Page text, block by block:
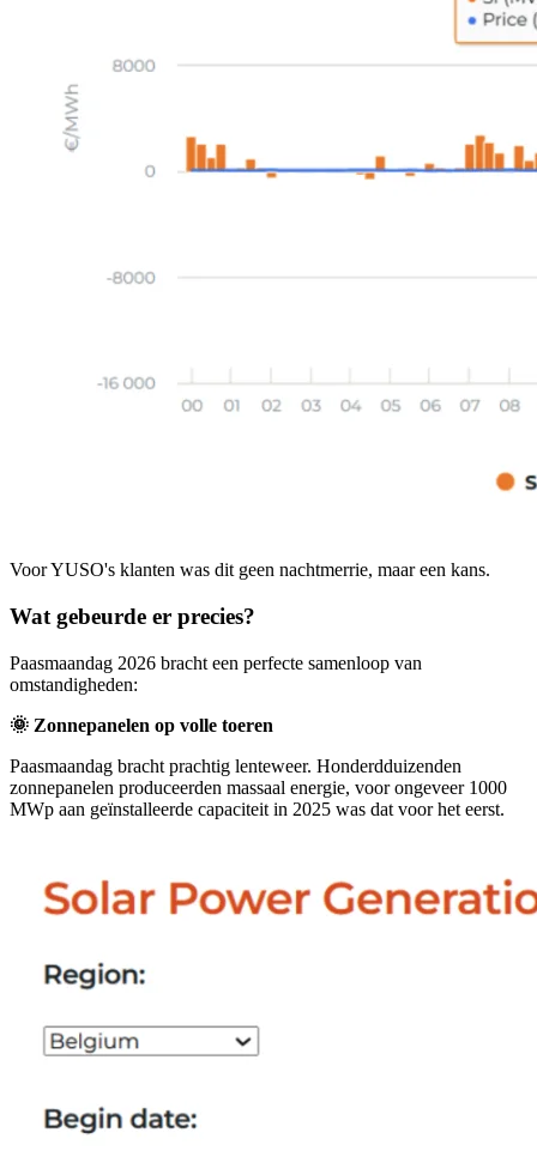
Voor YUSO's klanten was dit geen nachtmerrie, maar een kans.
Wat gebeurde er precies?
Paasmaandag 2026 bracht een perfecte samenloop van
omstandigheden:
🌞 Zonnepanelen op volle toeren
Paasmaandag bracht prachtig lenteweer. Honderdduizenden
zonnepanelen produceerden massaal energie, voor ongeveer 1000
MWp aan geïnstalleerde capaciteit in 2025 was dat voor het eerst.